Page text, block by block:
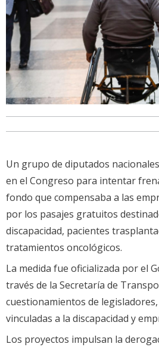
Un grupo de diputados
en el Congreso para intentar
fondo que compensaba a las
por los pasajes gratuitos
discapacidad, pacientes
tratamientos oncológicos.
La medida fue oficializada por el
través de la Secretaría de
cuestionamientos de
vinculadas a la discapacidad y
Los proyectos impulsan la